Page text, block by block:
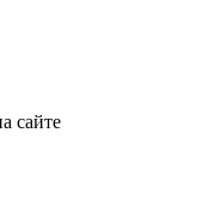
сайте